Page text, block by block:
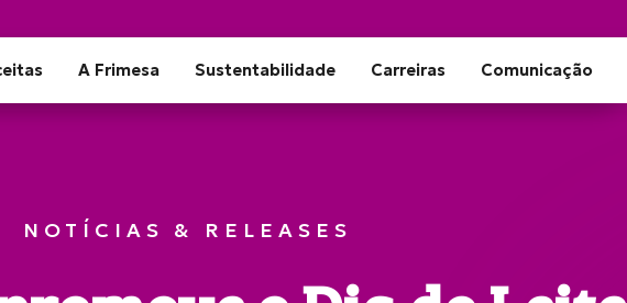
A Frimesa Sustentabilidade Carreiras Comunicação
NOTÍCIAS & RELEASES